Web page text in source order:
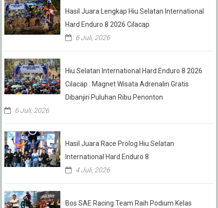
Hasil Juara Lengkap Hiu Selatan International
Hard Enduro 8 2026 Cilacap
6 Juli, 2026
Hiu Selatan International Hard Enduro 8 2026
Cilacap : Magnet Wisata Adrenalin Gratis
Dibanjiri Puluhan Ribu Penonton
6 Juli, 2026
Hasil Juara Race Prolog Hiu Selatan
International Hard Enduro 8
4 Juli, 2026
Bos SAE Racing Team Raih Podium Kelas